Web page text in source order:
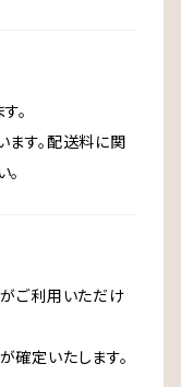
。
ます。配送料に関
ご利用いただけ
確定いたします。